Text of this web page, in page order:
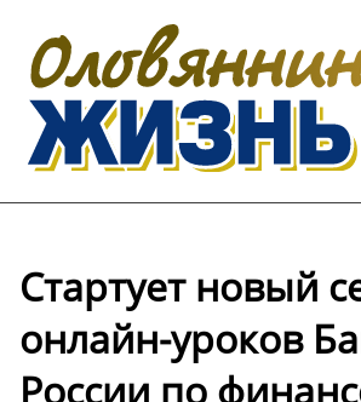
Стартует новый
онлайн-уроков
России по